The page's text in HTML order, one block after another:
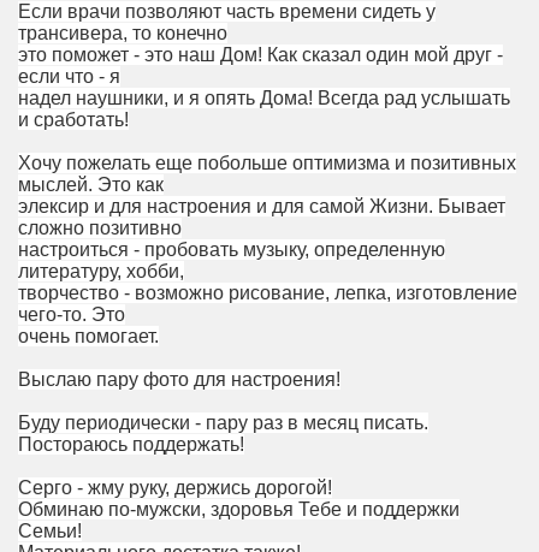
Если врачи позволяют часть времени сидеть у
трансивера, то конечно
это поможет - это наш Дом! Как сказал один мой друг -
если что - я
надел наушники, и я опять Дома! Всегда рад услышать
и сработать!
Хочу пожелать еще побольше оптимизма и позитивных
мыслей. Это как
элексир и для настроения и для самой Жизни. Бывает
сложно позитивно
настроиться - пробовать музыку, определенную
литературу, хобби,
творчество - возможно рисование, лепка, изготовление
чего-то. Это
очень помогает.
Выслаю пару фото для настроения!
Буду периодически - пару раз в месяц писать.
Постораюсь поддержать!
Серго - жму руку, держись дорогой!
Обминаю по-мужски, здоровья Тебе и поддержки
Семьи!